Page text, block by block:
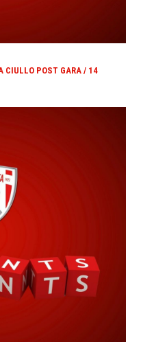
CIULLO POST GARA / 14